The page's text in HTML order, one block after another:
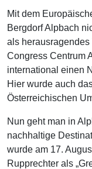
Mit dem
Bergdorf Alpbach
als
Congress Centrum
international einen
Hier wurde auch
Österreichischen
Nun geht man in
nachhaltige
wurde am 17.
Rupprechter als